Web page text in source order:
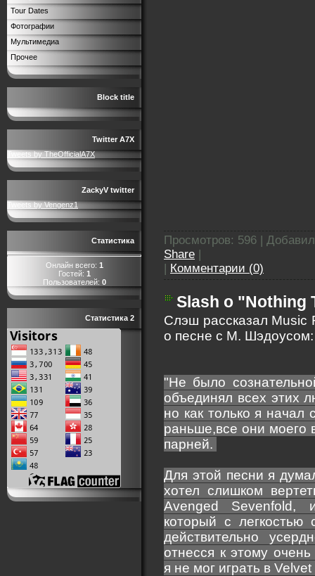
Tour Dates
Фотографии
Мультимедиа
Прочее
Block title
Twitter A7X
Tweets by TheOfficialA7X
ZackyV twitter
Tweets by Vengenz1
Статистика
Онлайн всего: 1
Гостей: 1
Пользователей: 0
Статистика 2
Просмотров: 596 |
Share |
| Комментарии (0)
Slash о "Nothing
Слэш рассказал Music
о песне с М.
"Не было
объединял всех этих
но как только я
раньше,все они моего
парней.
Для этой песни я
хотел слишком
Avenged
который с
действительно
отнесся к этому
я не мог играть в